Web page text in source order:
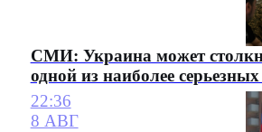
СМИ: Украина может
одной из наиболее
22:36
8 АВГ